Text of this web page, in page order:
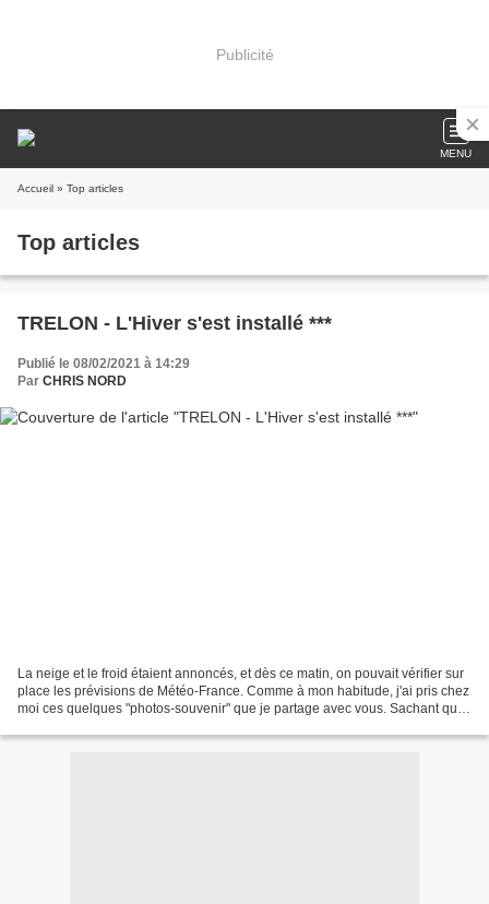
Publicité
MENU
Accueil » Top articles
Top articles
TRELON - L'Hiver s'est installé ***
Publié le 08/02/2021 à 14:29
Par CHRIS NORD
La neige et le froid étaient annoncés, et dès ce matin, on pouvait vérifier sur
place les prévisions de Météo-France. Comme à mon habitude, j'ai pris chez
moi ces quelques "photos-souvenir" que je partage avec vous. Sachant que